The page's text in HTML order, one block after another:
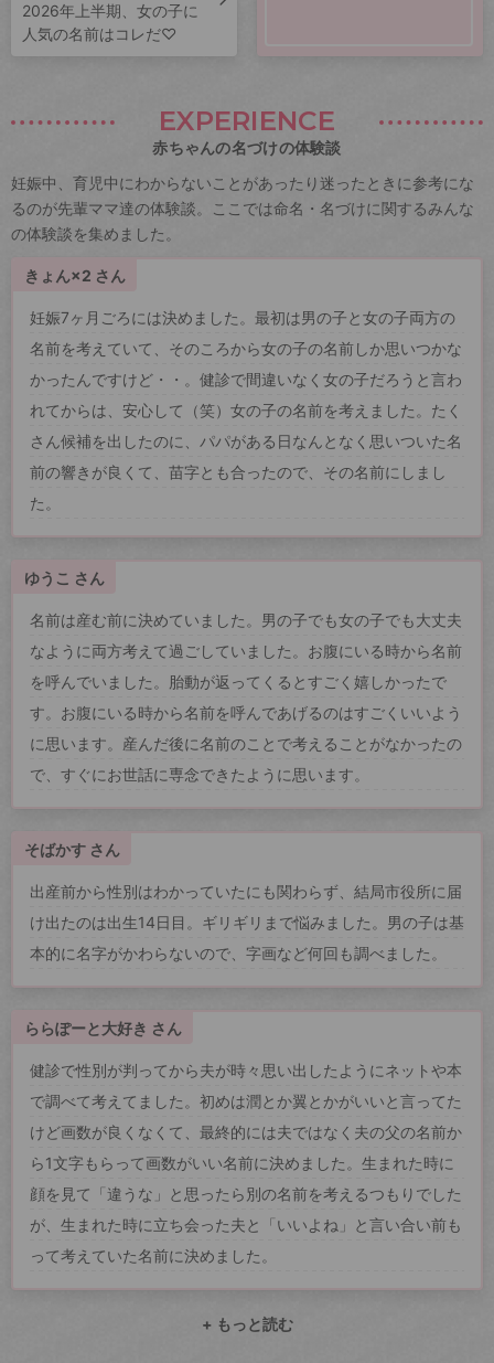
2026年上半期、女の子に
人気の名前はコレだ♡
EXPERIENCE
赤ちゃんの名づけの体験談
妊娠中、育児中にわからないことがあったり迷ったときに参考にな
るのが先輩ママ達の体験談。ここでは命名・名づけに関するみんな
の体験談を集めました。
きょん×2 さん
妊娠7ヶ月ごろには決めました。最初は男の子と女の子両方の
名前を考えていて、そのころから女の子の名前しか思いつかな
かったんですけど・・。健診で間違いなく女の子だろうと言わ
れてからは、安心して（笑）女の子の名前を考えました。たく
さん候補を出したのに、パパがある日なんとなく思いついた名
前の響きが良くて、苗字とも合ったので、その名前にしまし
た。
ゆうこ さん
名前は産む前に決めていました。男の子でも女の子でも大丈夫
なように両方考えて過ごしていました。お腹にいる時から名前
を呼んでいました。胎動が返ってくるとすごく嬉しかったで
す。お腹にいる時から名前を呼んであげるのはすごくいいよう
に思います。産んだ後に名前のことで考えることがなかったの
で、すぐにお世話に専念できたように思います。
そばかす さん
出産前から性別はわかっていたにも関わらず、結局市役所に届
け出たのは出生14日目。ギリギリまで悩みました。男の子は基
本的に名字がかわらないので、字画など何回も調べました。
ららぽーと大好き さん
健診で性別が判ってから夫が時々思い出したようにネットや本
で調べて考えてました。初めは潤とか翼とかがいいと言ってた
けど画数が良くなくて、最終的には夫ではなく夫の父の名前か
ら1文字もらって画数がいい名前に決めました。生まれた時に
顔を見て「違うな」と思ったら別の名前を考えるつもりでした
が、生まれた時に立ち会った夫と「いいよね」と言い合い前も
って考えていた名前に決めました。
+ もっと読む